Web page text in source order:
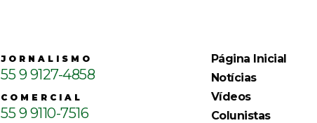
JORNALISMO
55 9 9127-4858
COMERCIAL
55 9 9110-7516
Página Inicial
Notícias
Vídeos
Colunistas